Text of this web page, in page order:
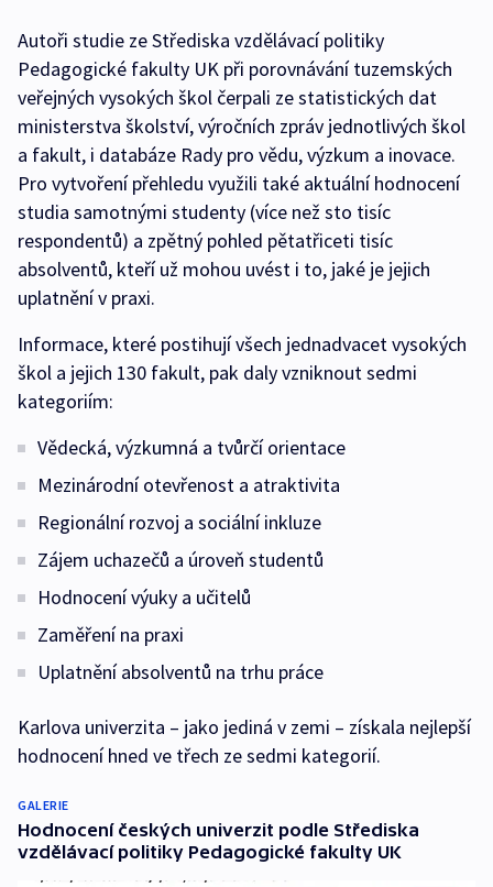
Autoři studie ze Střediska vzdělávací politiky
Pedagogické fakulty UK při porovnávání tuzemských
veřejných vysokých škol čerpali ze statistických dat
ministerstva školství, výročních zpráv jednotlivých škol
a fakult, i databáze Rady pro vědu, výzkum a inovace.
Pro vytvoření přehledu využili také aktuální hodnocení
studia samotnými studenty (více než sto tisíc
respondentů) a zpětný pohled pětatřiceti tisíc
absolventů, kteří už mohou uvést i to, jaké je jejich
uplatnění v praxi.
Informace, které postihují všech jednadvacet vysokých
škol a jejich 130 fakult, pak daly vzniknout sedmi
kategoriím:
Vědecká, výzkumná a tvůrčí orientace
Mezinárodní otevřenost a atraktivita
Regionální rozvoj a sociální inkluze
Zájem uchazečů a úroveň studentů
Hodnocení výuky a učitelů
Zaměření na praxi
Uplatnění absolventů na trhu práce
Karlova univerzita – jako jediná v zemi – získala nejlepší
hodnocení hned ve třech ze sedmi kategorií.
GALERIE
Hodnocení českých univerzit podle Střediska
vzdělávací politiky Pedagogické fakulty UK